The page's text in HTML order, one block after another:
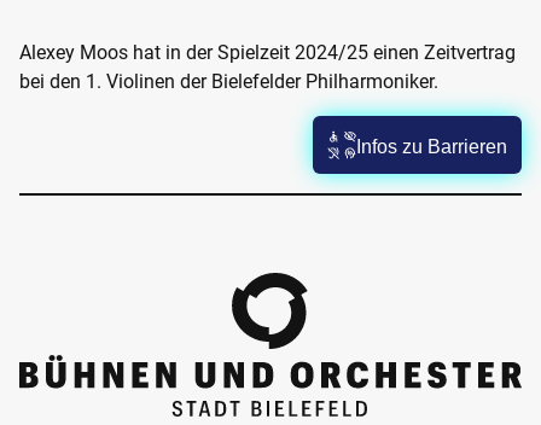
Alexey Moos hat in der Spielzeit 2024/25 einen Zeitvertrag
bei den 1. Violinen der Bielefelder Philharmoniker.
Infos zu Barrieren